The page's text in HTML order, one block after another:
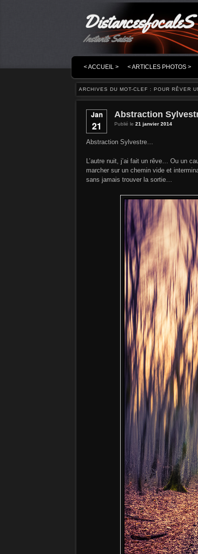
Instants Saisis
MASQUER LA NAVIGATION
MASQUER LA NAVIGATION
< ACCUEIL > < ARTICLES PHOTOS >
ARCHIVES DU MOT-CLEF : POUR RÊVER
Jan
21
Abstraction
Publié le 21 janvier 2014
Abstraction Sylvestre…
L’autre nuit, j’ai fait un rêve… Ou un
marcher sur un chemin vide et
sans jamais trouver la sortie…